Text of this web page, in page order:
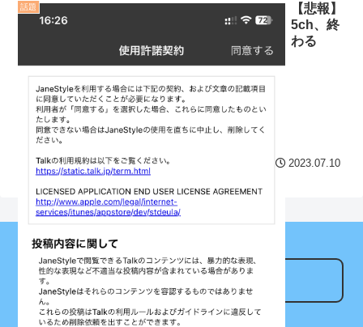
異世界転生でスキル
違いしないで欲しいデー
ス！ NEW!
阪神、拙守で失点重ね中
日に敗戦。藤川監督「すべ
てこれから」
クレバテスⅡ-魔獣の王と
偽りの勇者伝承- 第4話 感
想：敵を探すよりトアの書
を餌に誘き出す作戦！
【画像】発達障害の子ど
もはこの絵の意味がすぐに
分からないらしい
セ・リーグ出塁回数ラン
キング 直近3週間｜2026年
8/3まで
【地獄のような聴聞会】
Ｗ杯１次Ｌ敗退の韓国 議員
が「なぜ負けたのか？」ソ
「監督の報復」
すまん熊本やがコンビニ
代」に突入！アトラクショ
ンパスがどれもこれも1500
円の課金チケに
話題
【悲報】
5ch、終
わる
2023.07.10
なんでもアンテナ